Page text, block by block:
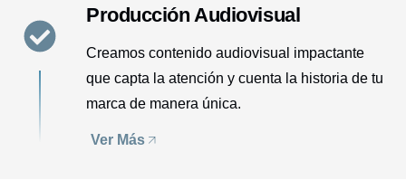
Producción Audiovisual
Creamos contenido audiovisual impactante
que capta la atención y cuenta la historia de tu
marca de manera única.
Ver Más